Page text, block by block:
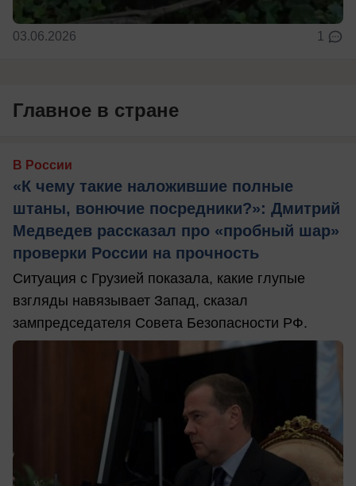
03.06.2026 1
Главное в стране
В России
«К чему такие наложившие полные
штаны, вонючие посредники?»: Дмитрий
Медведев рассказал про «пробный шар»
проверки России на прочность
Ситуация с Грузией показала, какие глупые
взгляды навязывает Запад, сказал
зампредседателя Совета Безопасности РФ.